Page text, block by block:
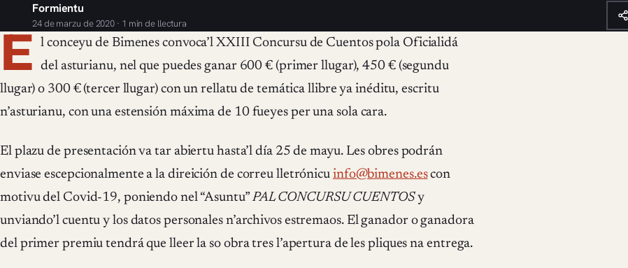
Formientu
24 de marzu de 2020 · 1 min de llectura
E l conceyu de Bimenes convoca’l XXIII Concursu de Cuentos pola Oficialidá
del asturianu, nel que puedes ganar 600 € (primer llugar), 450 € (segundu
llugar) o 300 € (tercer llugar) con un rellatu de temática llibre ya inéditu, escritu
n’asturianu, con una estensión máxima de 10 fueyes per una sola cara.
El plazu de presentación va tar abiertu hasta’l día 25 de mayu. Les obres podrán
enviase escepcionalmente a la direición de correu lletrónicu info@bimenes.escon
motivu del Covid-19, poniendo nel “Asuntu”PAL CONCURSU CUENTOSy
unviando’l cuentu y los datos personales n’archivos estremaos. El ganador o ganadora
del primer premiu tendrá que lleer la so obra tres l’apertura de les pliques na entrega.